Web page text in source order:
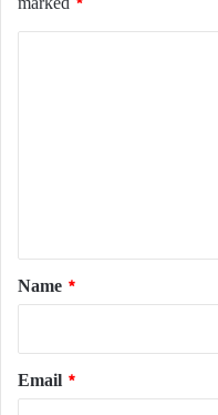
marked *
*
Name *
Email *